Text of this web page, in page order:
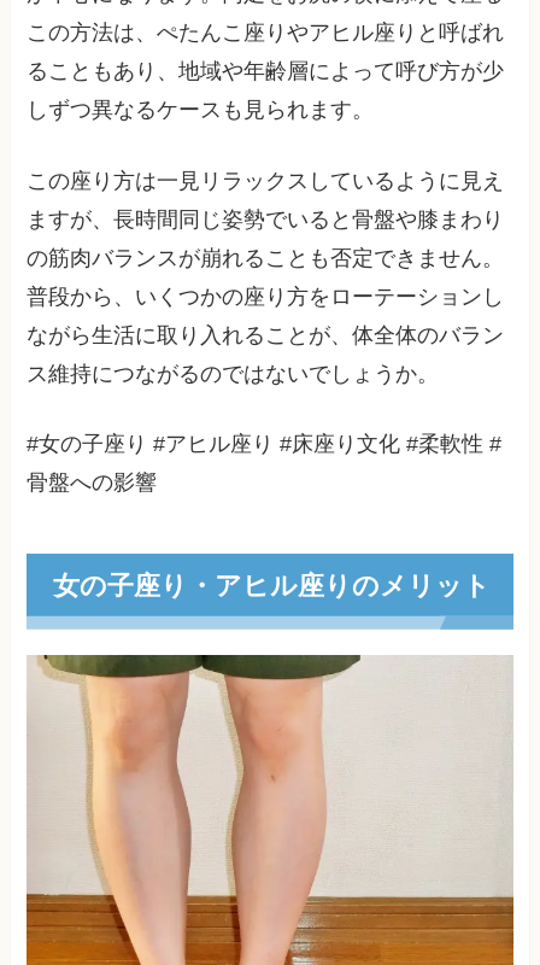
この方法は、ぺたんこ座りやアヒル座りと呼ばれ
ることもあり、地域や年齢層によって呼び方が少
しずつ異なるケースも見られます。
この座り方は一見リラックスしているように見え
ますが、長時間同じ姿勢でいると骨盤や膝まわり
の筋肉バランスが崩れることも否定できません。
普段から、いくつかの座り方をローテーションし
ながら生活に取り入れることが、体全体のバラン
ス維持につながるのではないでしょうか。
#女の子座り #アヒル座り #床座り文化 #柔軟性 #
骨盤への影響
女の子座り・アヒル座りのメリット